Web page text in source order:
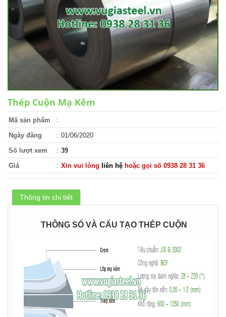
Thép Cuộn Mạ Kẽm
Mã sản phẩm
:
Ngày đăng
: 01/06/2020
Số lượt xem
: 39
Giá
: Xin vui lòng liên hệ hoặc gọi số 0938 28 31 36
Thông tin chi tiết
THÔNG SỐ VÀ CẤU TẠO THÉP CUỘN